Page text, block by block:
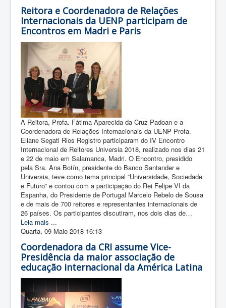
Reitora e Coordenadora de Relações
Internacionais da UENP participam de
Encontros em Madri e Paris
A Reitora, Profa. Fátima Aparecida da Cruz Padoan e a
Coordenadora de Relações Internacionais da UENP Profa.
Eliane Segati Rios Registro participaram do IV Encontro
Internacional de Reitores Universia 2018, realizado nos dias 21
e 22 de maio em Salamanca, Madri. O Encontro, presidido
pela Sra. Ana Botín, presidente do Banco Santander e
Universia, teve como tema principal “Universidade, Sociedade
e Futuro” e contou com a participação do Rei Felipe VI da
Espanha, do Presidente de Portugal Marcelo Rebelo de Sousa
e de mais de 700 reitores e representantes internacionais de
26 países. Os participantes discutiram, nos dois dias de…
Leia mais ...
Quarta, 09 Maio 2018 16:13
Coordenadora da CRI assume Vice-
Presidência da maior associação de
educação internacional da América Latina